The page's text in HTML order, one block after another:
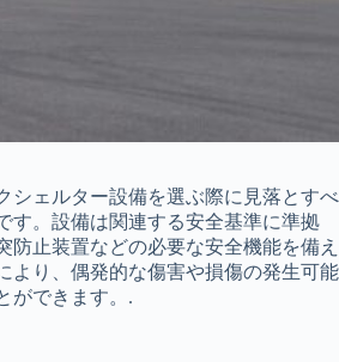
シェルター設備を選ぶ際に見落とすべ
す。設備は関連する安全基準に準拠
防止装置などの必要な安全機能を備え
より、偶発的な傷害や損傷の発生可能
ができます。.